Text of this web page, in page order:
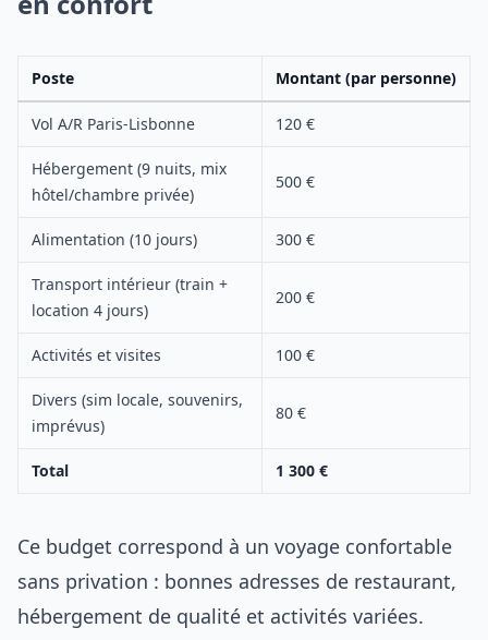
Poste Montant (par personne)
Vol A/R Paris-Lisbonne 120 €
Hébergement (9 nuits, mix
hôtel/chambre privée)
500 €
Alimentation (10 jours) 300 €
Transport intérieur (train +
location 4 jours)
200 €
Activités et visites 100 €
Divers (sim locale, souvenirs,
imprévus)
80 €
Total 1 300 €
Ce budget correspond à un voyage confortable
sans privation : bonnes adresses de restaurant,
hébergement de qualité et activités variées.